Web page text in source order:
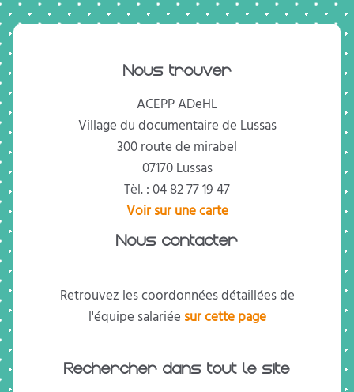
Nous trouver
ACEPP ADeHL
Village du documentaire de Lussas
300 route de mirabel
07170 Lussas
Tèl. : 04 82 77 19 47
Voir sur une carte
Nous contacter
Retrouvez les coordonnées détaillées de
l'équipe salariée sur cette page
Rechercher dans tout le site